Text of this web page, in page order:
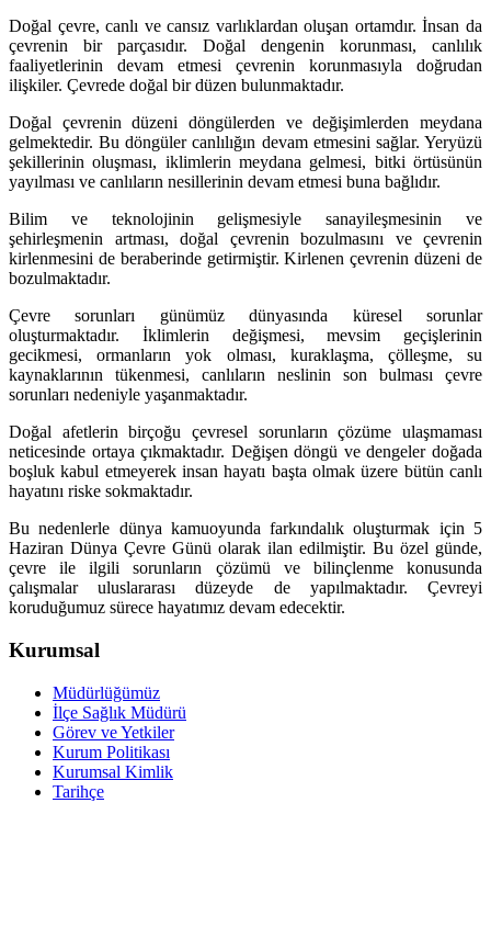
Doğal çevre, canlı ve cansız varlıklardan oluşan ortamdır. İnsan da
çevrenin bir parçasıdır. Doğal dengenin korunması, canlılık
faaliyetlerinin devam etmesi çevrenin korunmasıyla doğrudan
ilişkiler. Çevrede doğal bir düzen bulunmaktadır.
Doğal çevrenin düzeni döngülerden ve değişimlerden meydana
gelmektedir. Bu döngüler canlılığın devam etmesini sağlar. Yeryüzü
şekillerinin oluşması, iklimlerin meydana gelmesi, bitki örtüsünün
yayılması ve canlıların nesillerinin devam etmesi buna bağlıdır.
Bilim ve teknolojinin gelişmesiyle sanayileşmesinin ve
şehirleşmenin artması, doğal çevrenin bozulmasını ve çevrenin
kirlenmesini de beraberinde getirmiştir. Kirlenen çevrenin düzeni de
bozulmaktadır.
Çevre sorunları günümüz dünyasında küresel sorunlar
oluşturmaktadır. İklimlerin değişmesi, mevsim geçişlerinin
gecikmesi, ormanların yok olması, kuraklaşma, çölleşme, su
kaynaklarının tükenmesi, canlıların neslinin son bulması çevre
sorunları nedeniyle yaşanmaktadır.
Doğal afetlerin birçoğu çevresel sorunların çözüme ulaşmaması
neticesinde ortaya çıkmaktadır. Değişen döngü ve dengeler doğada
boşluk kabul etmeyerek insan hayatı başta olmak üzere bütün canlı
hayatını riske sokmaktadır.
Bu nedenlerle dünya kamuoyunda farkındalık oluşturmak için 5
Haziran Dünya Çevre Günü olarak ilan edilmiştir. Bu özel günde,
çevre ile ilgili sorunların çözümü ve bilinçlenme konusunda
çalışmalar uluslararası düzeyde de yapılmaktadır. Çevreyi
koruduğumuz sürece hayatımız devam edecektir.
Kurumsal
Müdürlüğümüz
İlçe Sağlık Müdürü
Görev ve Yetkiler
Kurum Politikası
Kurumsal Kimlik
Tarihçe